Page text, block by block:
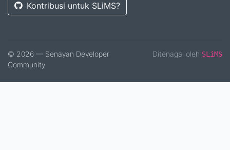
Kontribusi untuk SLiMS?
© 2026 — Senayan Developer
Community
Ditenagai oleh SLiMS